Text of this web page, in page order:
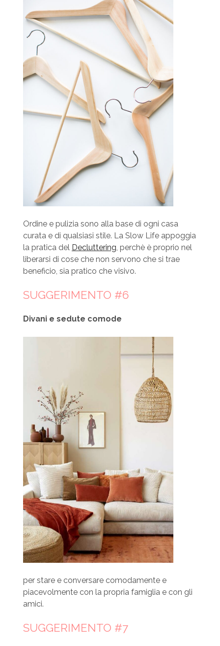
Ordine e pulizia sono alla base di ogni casa
curata e di qualsiasi stile. La Slow Life appoggia
la pratica del Decluttering, perchè è proprio nel
liberarsi di cose che non servono che si trae
beneficio, sia pratico che visivo.
SUGGERIMENTO #6
Divani e sedute comode
per stare e conversare comodamente e
piacevolmente con la propria famiglia e con gli
amici.
SUGGERIMENTO #7